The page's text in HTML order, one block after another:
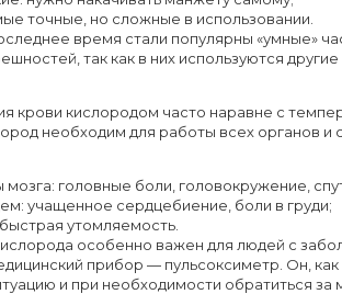
точные, но сложные в использовании.
время стали популярны «умные»
так как в них используются
крови кислородом часто наравне с
необходим для работы всех органов
головные боли, головокружение,
учащенное сердцебиение, боли в груди;
утомляемость.
особенно важен для людей с
прибор — пульсоксиметр. Он,
и при необходимости обратиться